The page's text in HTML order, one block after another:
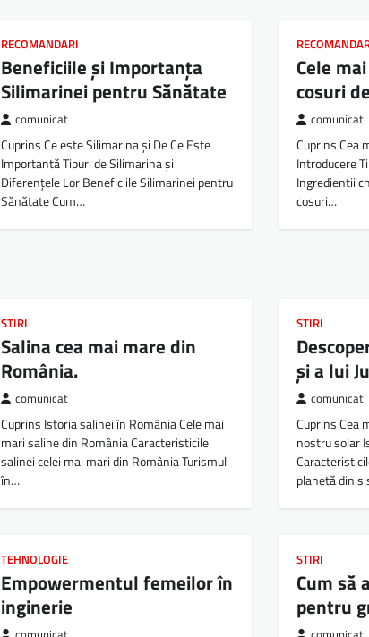
RECOMANDARI
Beneficiile și Importanța
Silimarinei pentru Sănătate
comunicat
Cuprins Ce este Silimarina și De Ce Este
Importantă Tipuri de Silimarina și
Diferențele Lor Beneficiile Silimarinei pentru
Sănătate Cum…
Cele
cosuri
comunicat
Cuprins Cea
Introducere
Ingredientii
cosuri…
STIRI
Salina cea mai mare din
România.
comunicat
Cuprins Istoria salinei în România Cele mai
mari saline din România Caracteristicile
salinei celei mai mari din România Turismul
în…
STIRI
și a lui
comunicat
Cuprins Cea
nostru solar
planetă din
TEHNOLOGIE
Empowermentul femeilor în
inginerie
STIRI
Cum să
pentru